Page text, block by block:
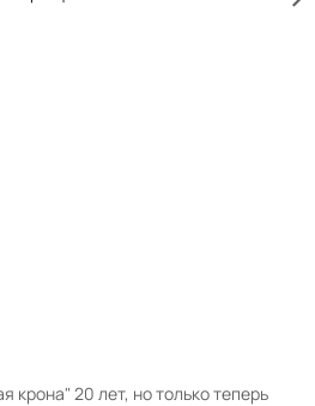
крона" 20 лет, но только теперь